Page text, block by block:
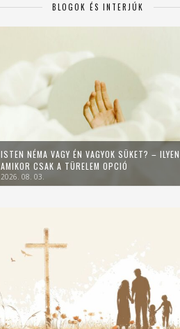
BLOGOK ÉS INTERJÚK
ISTEN NÉMA VAGY ÉN VAGYOK SÜKET? – ILYEN,
AMIKOR CSAK A TÜRELEM OPCIÓ
2026. 08. 03.